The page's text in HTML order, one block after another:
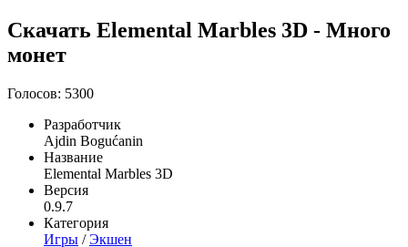
Скачать Elemental Marbles 3D - Много
монет
Голосов: 5300
Разработчик
Ajdin Bogućanin
Название
Elemental Marbles 3D
Версия
0.9.7
Категория
Игры /Экшен